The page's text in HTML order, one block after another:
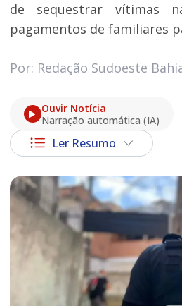
de sequestrar vítimas
pagamentos de familiares
Por: Redação Sudoeste
Ouvir Notícia
Narração automática (IA)
Ler Resumo